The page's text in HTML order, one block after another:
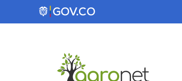
Pasar al contenido principal